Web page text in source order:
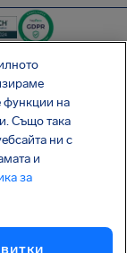
функции на
Също така
ни с
и
за